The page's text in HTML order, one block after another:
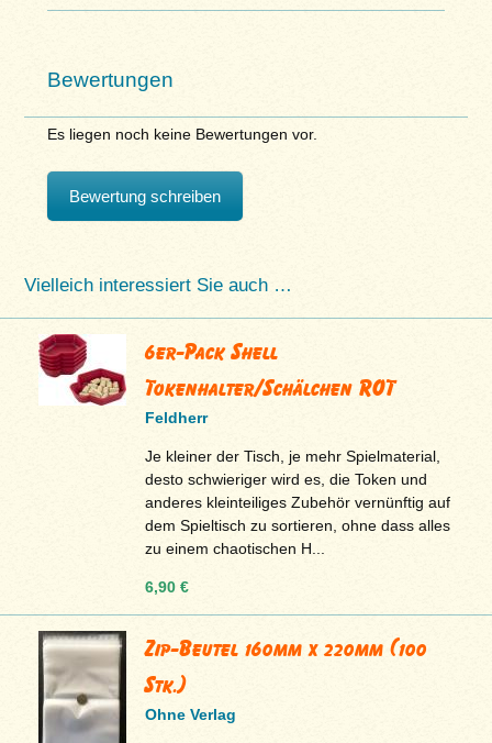
Bewertungen
Es liegen noch keine Bewertungen vor.
Bewertung schreiben
Vielleich interessiert Sie auch …
6er-Pack Shell
Tokenhalter/Schälchen ROT
Feldherr
Je kleiner der Tisch, je mehr Spielmaterial,
desto schwieriger wird es, die Token und
anderes kleinteiliges Zubehör vernünftig auf
dem Spieltisch zu sortieren, ohne dass alles
zu einem chaotischen H...
6,90 €
Zip-Beutel 160mm x 220mm (100
Stk.)
Ohne Verlag